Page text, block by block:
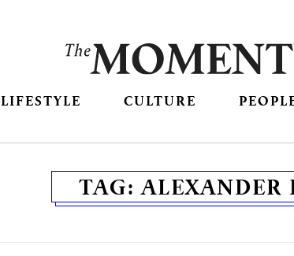
LIFESTYLE CULTURE
TAG:ALEXANDER